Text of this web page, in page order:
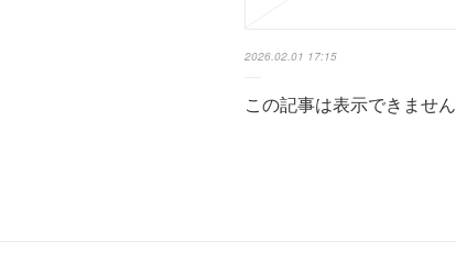
2026.02.01 17:15
この記事は表示できません